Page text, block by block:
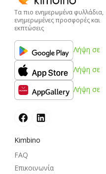
Τα πιο ενημερωμένα φυλλάδια,
ενημερωμένες προσφορές και
εκπτώσεις
Λήψη σε
Λήψη σε
Λήψη σε
Kimbino
FAQ
Επικοινωνία